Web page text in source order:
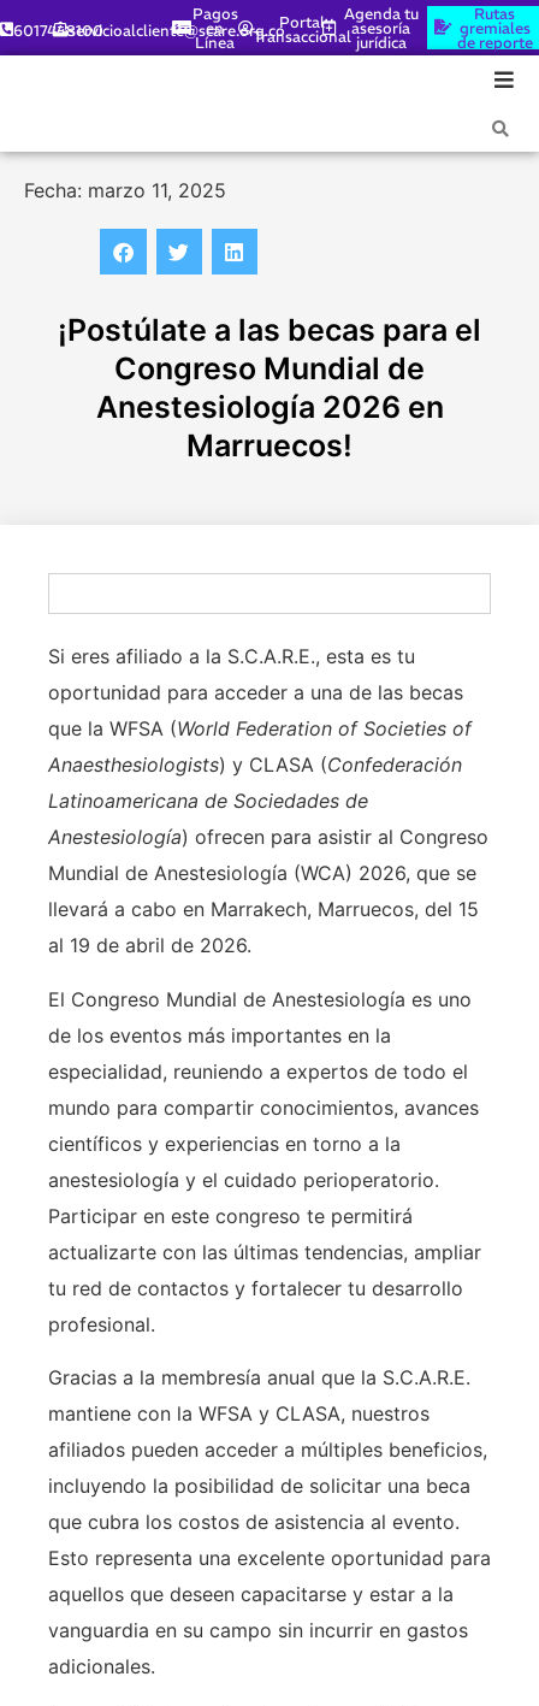
6017448100servicioalcliente@scare.org.co
Pagos
en
Línea
Portal
Transaccional
Agenda tu
asesoría
jurídica
Rutas
gremiales
de reporte
Fecha: marzo 11, 2025
¡Postúlate a las becas para el
Congreso Mundial de
Anestesiología 2026 en
Marruecos!
Si eres afiliado a la S.C.A.R.E., esta es tu
oportunidad para acceder a una de las becas
que la WFSA (World Federation of Societies of
Anaesthesiologists) y CLASA (Confederación
Latinoamericana de Sociedades de
Anestesiología) ofrecen para asistir al Congreso
Mundial de Anestesiología (WCA) 2026, que se
llevará a cabo en Marrakech, Marruecos, del 15
al 19 de abril de 2026.
El Congreso Mundial de Anestesiología es uno
de los eventos más importantes en la
especialidad, reuniendo a expertos de todo el
mundo para compartir conocimientos, avances
científicos y experiencias en torno a la
anestesiología y el cuidado perioperatorio.
Participar en este congreso te permitirá
actualizarte con las últimas tendencias, ampliar
tu red de contactos y fortalecer tu desarrollo
profesional.
Gracias a la membresía anual que la S.C.A.R.E.
mantiene con la WFSA y CLASA, nuestros
afiliados pueden acceder a múltiples beneficios,
incluyendo la posibilidad de solicitar una beca
que cubra los costos de asistencia al evento.
Esto representa una excelente oportunidad para
aquellos que deseen capacitarse y estar a la
vanguardia en su campo sin incurrir en gastos
adicionales.